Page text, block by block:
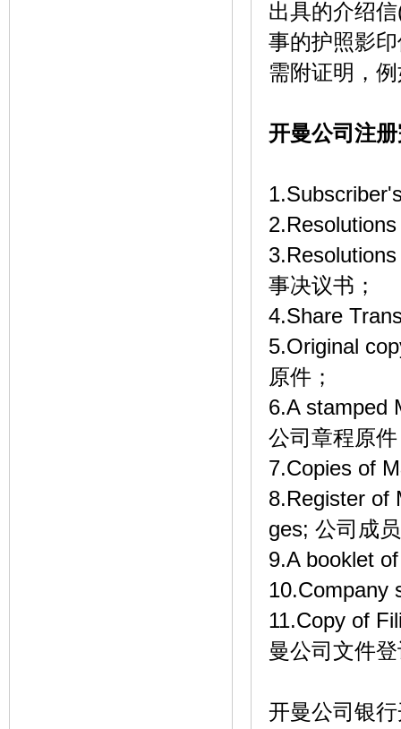
出具的介绍
事的护照影
需附证明，
开曼公司注
事决议书；
4.Share
5.Original
原件；
6.A stamped
公司章程原
7.Copies of
8.Register of
ges; 公司成
9.A booklet
10.Company
11.Copy of
曼公司文件
开曼公司银